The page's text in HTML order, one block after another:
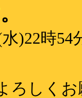
)22時
ろしく